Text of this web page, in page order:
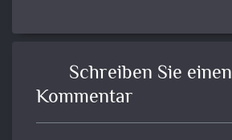
Schreiben Sie einen
Kommentar